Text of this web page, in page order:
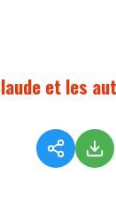
et les